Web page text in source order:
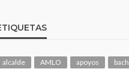
alcalde AMLO apoyos